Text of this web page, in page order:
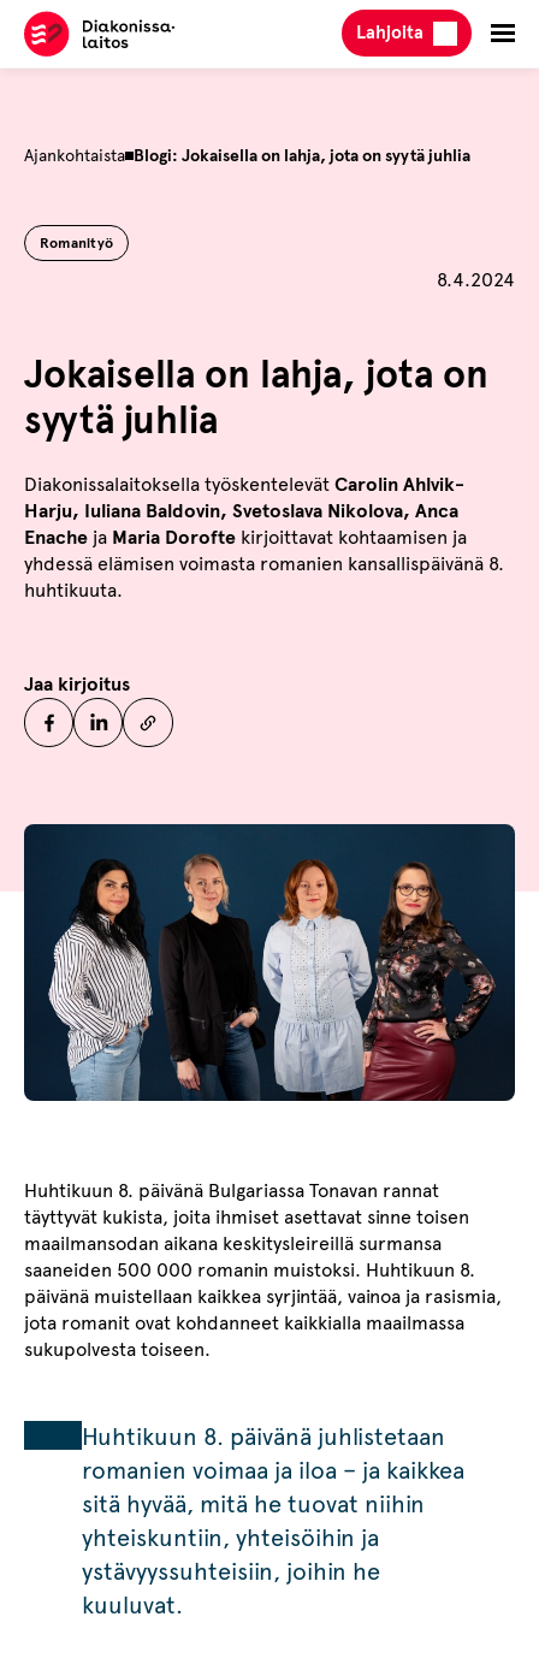
Hyppää
sisältöön
Lahjoita
Ajankohtaista Blogi: Jokaisella on lahja, jota on syytä juhlia
Romanityö
Julkaistu
8.4.2024
Jokaisella on lahja, jota on
syytä juhlia
Diakonissalaitoksella työskentelevät Carolin Ahlvik-
Harju, Iuliana Baldovin, Svetoslava Nikolova, Anca
Enache ja Maria Dorofte kirjoittavat kohtaamisen ja
yhdessä elämisen voimasta romanien kansallispäivänä 8.
huhtikuuta.
Jaa kirjoitus
Huhtikuun 8. päivänä Bulgariassa Tonavan rannat
täyttyvät kukista, joita ihmiset asettavat sinne toisen
maailmansodan aikana keskitysleireillä surmansa
saaneiden 500 000 romanin muistoksi. Huhtikuun 8.
päivänä muistellaan kaikkea syrjintää, vainoa ja rasismia,
jota romanit ovat kohdanneet kaikkialla maailmassa
sukupolvesta toiseen.
Huhtikuun 8. päivänä juhlistetaan
romanien voimaa ja iloa – ja kaikkea
sitä hyvää, mitä he tuovat niihin
yhteiskuntiin, yhteisöihin ja
ystävyyssuhteisiin, joihin he
kuuluvat.